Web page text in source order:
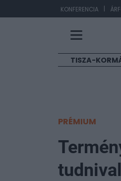
KONFERENCIA |
TISZA-
PRÉMIUM